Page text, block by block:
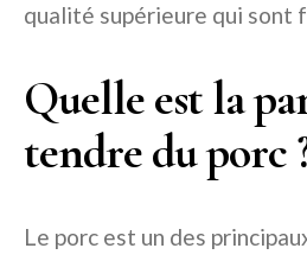
qualité supérieure qui sont
Quelle est la
tendre du porc
Le porc est un des